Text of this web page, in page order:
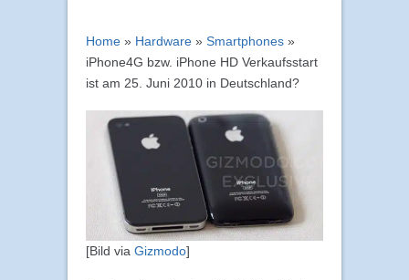
Home » Hardware » Smartphones »
iPhone4G bzw. iPhone HD Verkaufsstart
ist am 25. Juni 2010 in Deutschland?
[Bild via Gizmodo]